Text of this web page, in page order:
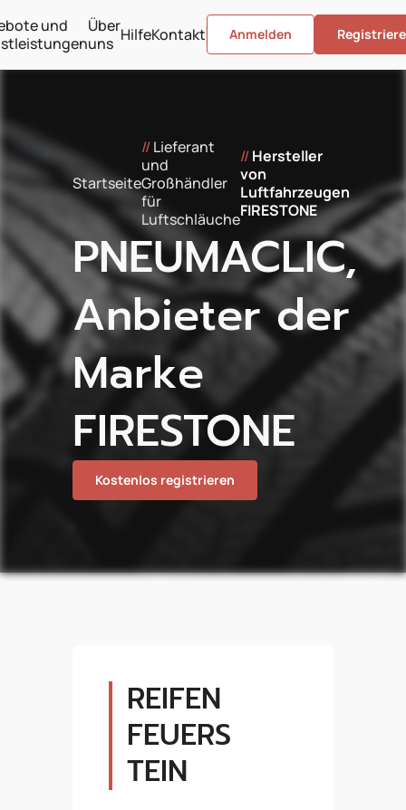
und
Über
uns HilfeKontakt Anmelden
Startseite
//Lieferant
und
Großhändler
für
Luftschläuche
//Hersteller
von
Luftfahrzeugen
FIRESTONE
PNEUMACLIC,
Anbieter der
Marke
FIRESTONE
Kostenlos registrieren
REIFEN
FEUERS
TEIN